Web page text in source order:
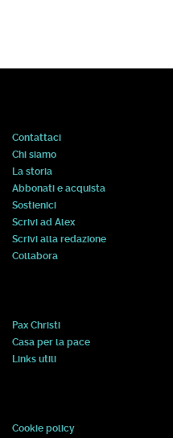
Contattaci
Chi siamo
La storia
Abbonati e acquista
Sostienici
Scrivi ad Alex
Scrivi alla redazione
Collabora
Pax Christi
Casa per la pace
Links utili
Cookie policy